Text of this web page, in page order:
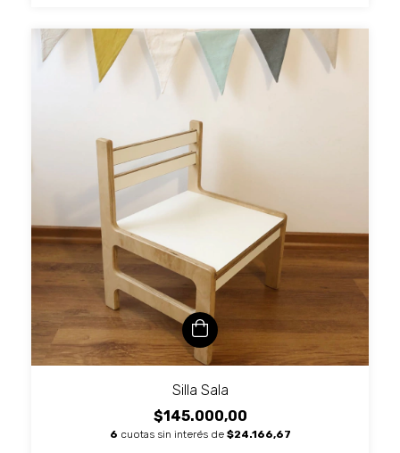
Silla Sala
$145.000,00
6 cuotas sin interés de $24.166,67